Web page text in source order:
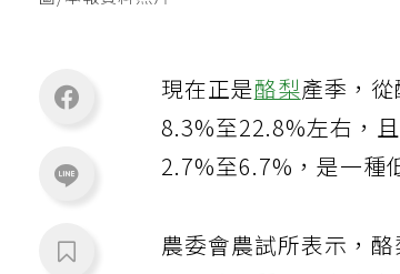
現在正是酪梨產季，
8.3%至22.8%左右，
2.7%至6.7%，是一種
農委會農試所表示，